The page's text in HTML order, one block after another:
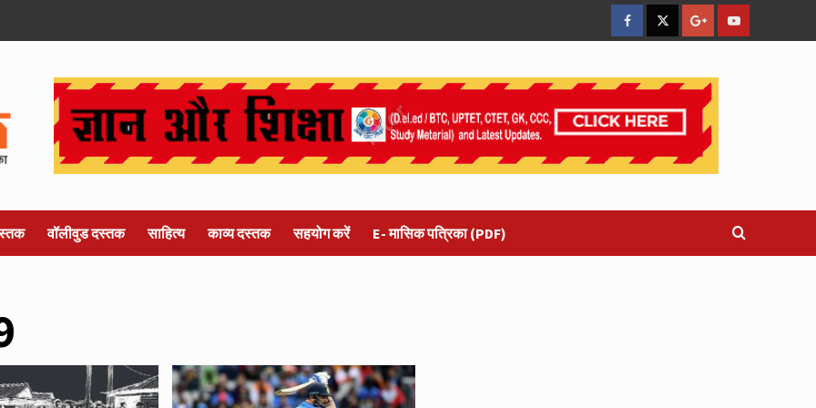
facebookTwitterGoogleYouTube
वॉलीवुड दस्तक साहित्य काव्य दस्तक सहयोग करें E- मासिक पत्रिका (PDF)